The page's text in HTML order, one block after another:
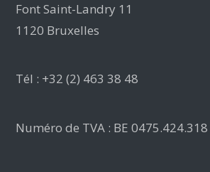
Font Saint-Landry 11
1120 Bruxelles
Tél : +32 (2) 463 38 48
Numéro de TVA : BE 0475.424.318